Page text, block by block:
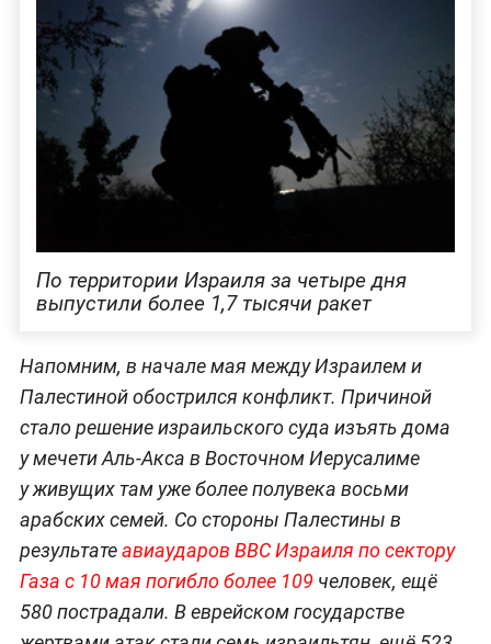
По территории Израиля за четыре дня
выпустили более 1,7 тысячи ракет
Напомним, в начале мая между Израилем и
Палестиной обострился конфликт. Причиной
стало решение израильского суда изъять дома
у мечети Аль-Акса в Восточном Иерусалиме
у живущих там уже более полувека восьми
арабских семей. Со стороны Палестины в
результатеавиаударов ВВС Израиля по сектору
Газа с 10 мая погибло более 109человек, ещё
580 пострадали. В еврейском государстве